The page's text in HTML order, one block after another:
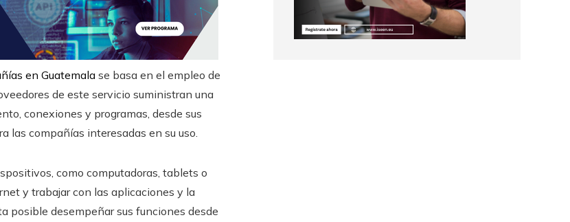
en Guatemala se basa en el empleo de
de este servicio suministran una
conexiones y programas, desde sus
las compañías interesadas en su uso.
como computadoras, tablets o
y trabajar con las aplicaciones y la
posible desempeñar sus funciones desde